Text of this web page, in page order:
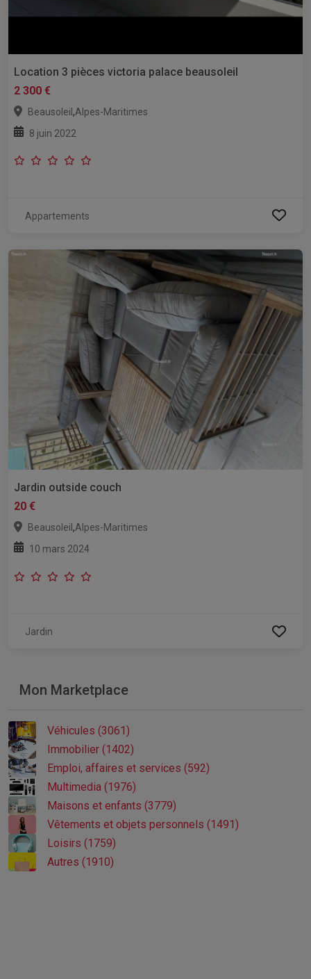
Location 3 pièces victoria palace beausoleil
2 300 €
Beausoleil ,Alpes-Maritimes
8 juin 2022
Appartements
Jardin outside couch
20 €
Beausoleil ,Alpes-Maritimes
10 mars 2024
Jardin
Mon Marketplace
Véhicules (3061)
Immobilier (1402)
Emploi, affaires et services (592)
Multimedia (1976)
Maisons et enfants (3779)
Vêtements et objets personnels (1491)
Loisirs (1759)
Autres (1910)